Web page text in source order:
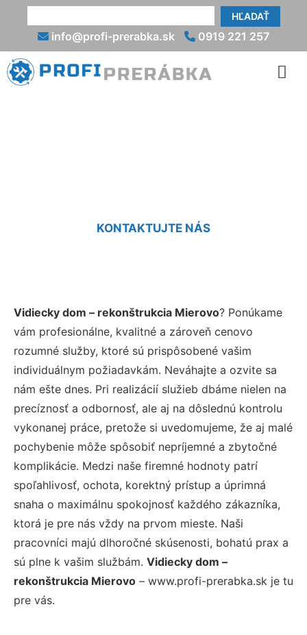
HĽADAŤ
info@profi-prerabka.sk 0919 221 257
KONTAKTUJTE NÁS
Vidiecky dom – rekonštrukcia Mierovo? Ponúkame
vám profesionálne, kvalitné a zároveň cenovo
rozumné služby, ktoré sú prispôsobené vašim
individuálnym požiadavkám. Neváhajte a ozvite sa
nám ešte dnes. Pri realizácií služieb dbáme nielen na
precíznosť a odbornosť, ale aj na dôslednú kontrolu
vykonanej práce, pretože si uvedomujeme, že aj malé
pochybenie môže spôsobiť nepríjemné a zbytočné
komplikácie. Medzi naše firemné hodnoty patrí
spoľahlivosť, ochota, korektný prístup a úprimná
snaha o maximálnu spokojnosť každého zákazníka,
ktorá je pre nás vždy na prvom mieste. Naši
pracovníci majú dlhoročné skúsenosti, bohatú prax a
sú plne k vašim službám. Vidiecky dom –
rekonštrukcia Mierovo – www.profi-prerabka.sk je tu
pre vás.